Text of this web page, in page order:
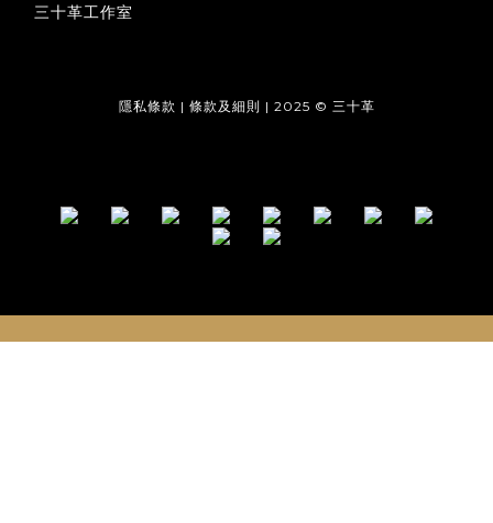
三十革工作室
隱私條款 | 條款及細則 | 2025 © 三十革